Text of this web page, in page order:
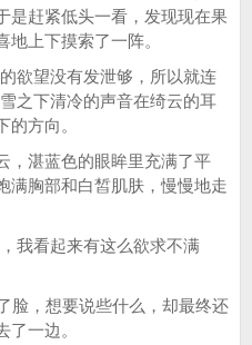
是赶紧低头一看，发现现在果
上下摸索了一阵。
望没有发泄够，所以就连
之下清冷的声音在绮云的耳
方向。
湛蓝色的眼眸里充满了平
满胸部和白皙肌肤，慢慢地走
看起来有这么欲求不满
，想要说些什么，却最终还
一边。